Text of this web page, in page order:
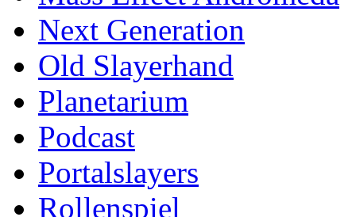
Next Generation
Old Slayerhand
Planetarium
Podcast
Portalslayers
Rollenspiel